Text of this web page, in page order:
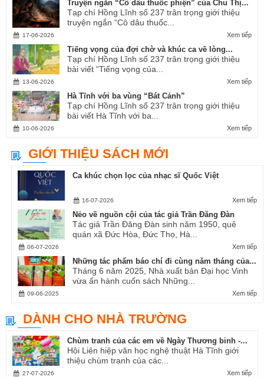
Truyện ngắn “Cô dâu thuốc phiện” của Chu Thị...
Tạp chí Hồng Lĩnh số 237 trân trọng giới thiệu
truyện ngắn “Cô dâu thuốc...
Xem tiếp
17-06-2026
Tiếng vọng của đợi chờ và khúc ca về lòng...
Tạp chí Hồng Lĩnh số 237 trân trọng giới thiệu
bài viết “Tiếng vọng của...
Xem tiếp
13-06-2026
Hà Tĩnh với ba vùng “Bát Cảnh”
Tạp chí Hồng Lĩnh số 237 trân trọng giới thiệu
bài viết Hà Tĩnh với ba...
Xem tiếp
10-06-2026
GIỚI THIỆU SÁCH MỚI
Ca khúc chọn lọc của nhạc sĩ Quốc Việt
Xem tiếp
16-07-2026
Nẻo về nguồn cội của tác giả Trần Đăng Đàn
Tác giả Trần Đăng Đàn sinh năm 1950, quê
quán xã Đức Hòa, Đức Thọ, Hà...
Xem tiếp
06-07-2026
Những tác phẩm báo chí đi cùng năm tháng của...
Tháng 6 năm 2025, Nhà xuất bản Đại học Vinh
vừa ấn hành cuốn sách Những...
Xem tiếp
09-06-2025
DÀNH CHO NHÀ TRƯỜNG
Chùm tranh của các em về Ngày Thương binh -...
Hội Liên hiệp văn học nghệ thuật Hà Tĩnh giới
thiệu chùm tranh của các...
Xem tiếp
27-07-2026